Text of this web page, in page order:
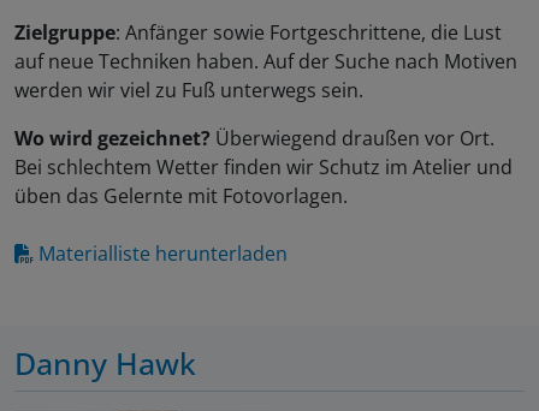
Zielgruppe: Anfänger sowie Fortgeschrittene, die Lust
auf neue Techniken haben. Auf der Suche nach Motiven
werden wir viel zu Fuß unterwegs sein.
Wo wird gezeichnet? Überwiegend draußen vor Ort.
Bei schlechtem Wetter finden wir Schutz im Atelier und
üben das Gelernte mit Fotovorlagen.
Materialliste herunterladen
Danny Hawk